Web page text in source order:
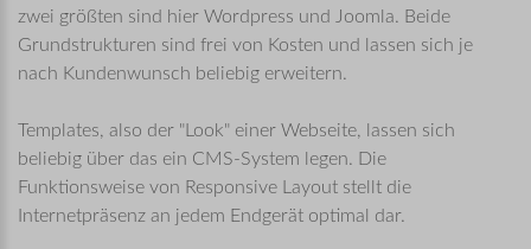
zwei größten sind hier Wordpress und Joomla. Beide
Grundstrukturen sind frei von Kosten und lassen sich je
nach Kundenwunsch beliebig erweitern.
Templates, also der "Look" einer Webseite, lassen sich
beliebig über das ein CMS-System legen. Die
Funktionsweise von Responsive Layout stellt die
Internetpräsenz an jedem Endgerät optimal dar.